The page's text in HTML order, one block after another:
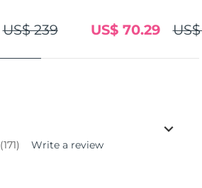
US$ 239 US$ 70.29
(171) Write a review